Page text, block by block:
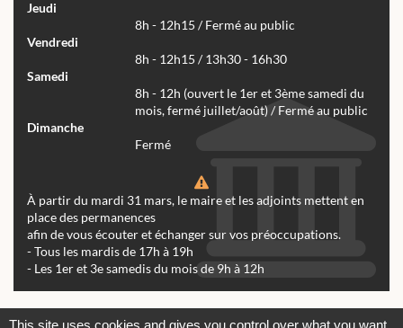
Jeudi
8h - 12h15 / Fermé au public
Vendredi
8h - 12h15 / 13h30 - 16h30
Samedi
8h - 12h (ouvert le 1er et 3ème samedi du
mois, fermé juillet/août) / Fermé au public
Dimanche
Fermé
À partir du mardi 31 mars, le maire et les adjoints mettent en
place des permanences
afin de vous écouter et échanger sur vos préoccupations.
- Tous les mardis de 17h à 19h
- Les 1er et 3e samedis du mois de 9h à 12h
This site uses cookies and gives you control over what you want